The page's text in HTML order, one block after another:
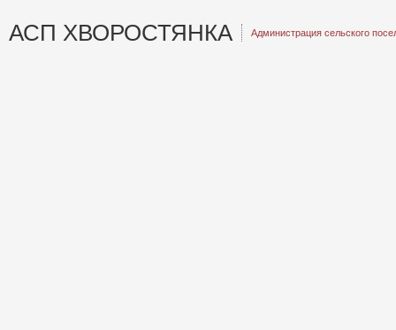
АСП ХВОРОСТЯНКА Администрация сельского